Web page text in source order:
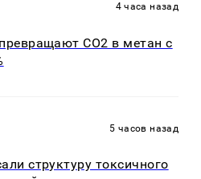
4 часа назад
CO2 в метан с
5 часов назад
структуру токсичного